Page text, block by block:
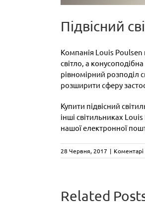
Підвісний
Компанія Louis
світло, а
рівномірний розподіл
розширити сферу
Купити підвісний
інші світильниках
нашої електронної
28 Червня, 2017 |
Related